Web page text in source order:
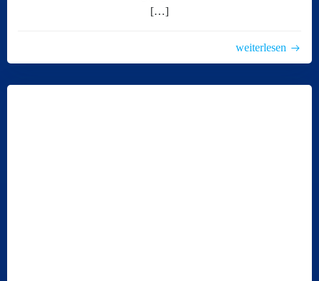
[…]
weiterlesen